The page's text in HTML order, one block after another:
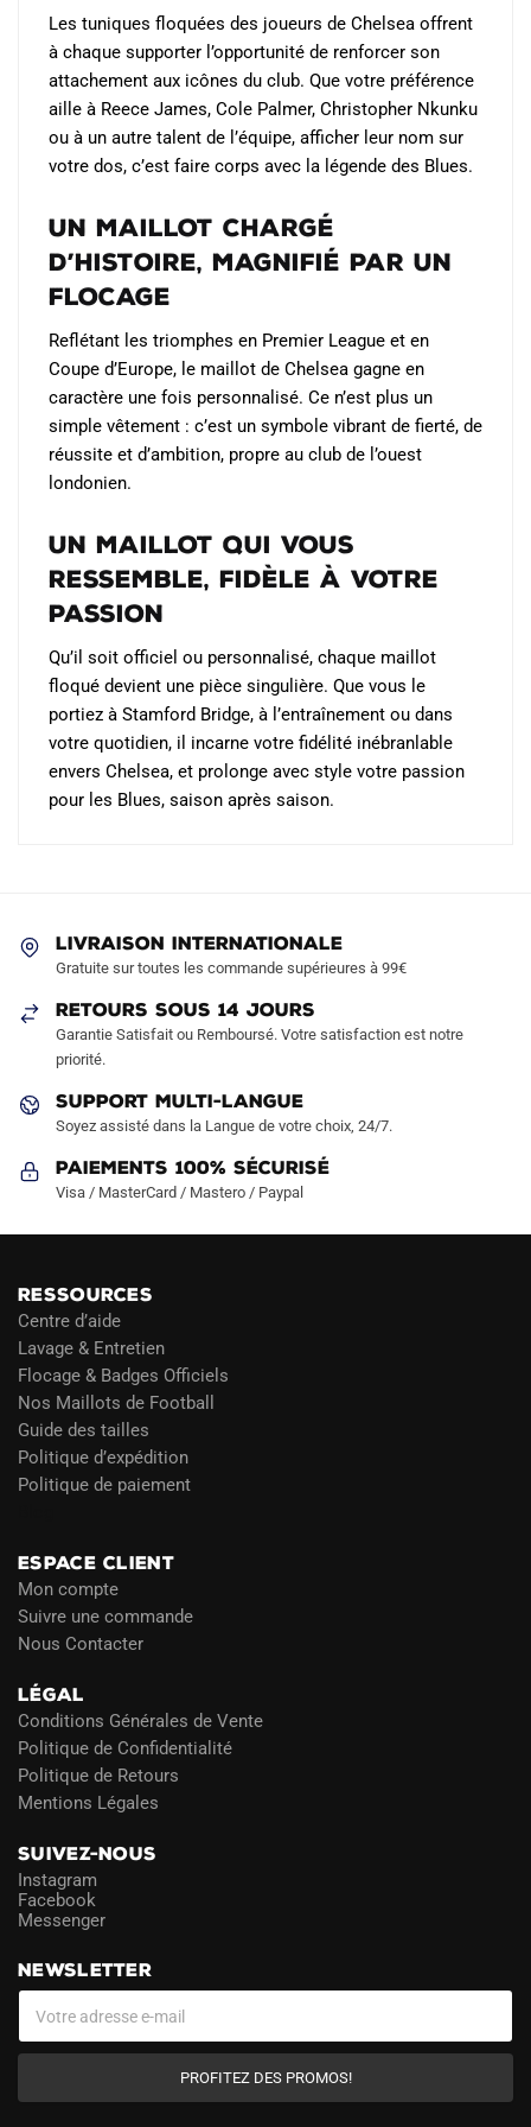
page
produit
Les tuniques floquées des joueurs de Chelsea offrent
à chaque supporter l’opportunité de renforcer son
attachement aux icônes du club. Que votre préférence
aille à Reece James, Cole Palmer, Christopher Nkunku
ou à un autre talent de l’équipe, afficher leur nom sur
votre dos, c’est faire corps avec la légende des Blues.
Un maillot chargé
d’histoire, magnifié par un
flocage
Reflétant les triomphes en Premier League et en
Coupe d’Europe, le maillot de Chelsea gagne en
caractère une fois personnalisé. Ce n’est plus un
simple vêtement : c’est un symbole vibrant de fierté, de
réussite et d’ambition, propre au club de l’ouest
londonien.
Un maillot qui vous
ressemble, fidèle à votre
passion
Qu’il soit officiel ou personnalisé, chaque maillot
floqué devient une pièce singulière. Que vous le
portiez à Stamford Bridge, à l’entraînement ou dans
votre quotidien, il incarne votre fidélité inébranlable
envers Chelsea, et prolonge avec style votre passion
pour les Blues, saison après saison.
LIVRAISON INTERNATIONALE
Gratuite sur toutes les commande supérieures à 99€
RETOURS SOUS 14 JOURS
Garantie Satisfait ou Remboursé. Votre satisfaction est notre
priorité.
SUPPORT MULTI-LANGUE
Soyez assisté dans la Langue de votre choix, 24/7.
Paiements 100% Sécurisé
Visa / MasterCard / Mastero / Paypal
RESSOURCES
Centre d’aide
Lavage & Entretien
Flocage & Badges Officiels
Nos Maillots de Football
Guide des tailles
Politique d’expédition
Politique de paiement
ESPACE CLIENT
Mon compte
Suivre une commande
Nous Contacter
LÉGAL
Conditions Générales de Vente
Politique de Confidentialité
Politique de Retours
Mentions Légales
SUIVEZ-NOUS
Instagram
Facebook
Messenger
NEWSLETTER
PROFITEZ DES PROMOS!